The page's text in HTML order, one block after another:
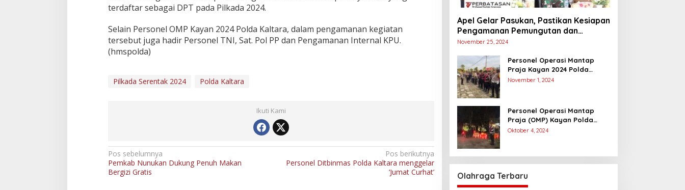
n
n
P
a
terdaftar sebagai DPT pada Pilkada 2024.
Selain Personel OMP Kayan 2024 Polda Kaltara, dalam pengamanan kegiatan
tersebut juga hadir Personel TNI, Sat. Pol PP dan Pengamanan Internal KPU.
(hmspolda)
Pilkada Serentak 2024 Polda Kaltara
Ikuti Kami
N
a
Pos sebelumnya
Pemkab Nunukan Dukung Penuh Makan
Bergizi Gratis
Pos berikutnya
Personel Ditbinmas Polda Kaltara menggelar
‘Jumat Curhat’
Apel Gelar Pasukan, Pastikan Kesiapan
Pengamanan Pemungutan dan
Penghitungan Suara
November 25, 2024
Personel Operasi Mantap
Praja Kayan 2024 Polda
Kaltara Laksanakan
Suara Dalam Rangka Pilkada
2024
November 1, 2024
Personel Operasi Mantap
Praja (OMP) Kayan Polda
Kaltara Laksanakan Pam
Oktober 4, 2024
Olahraga Terbaru